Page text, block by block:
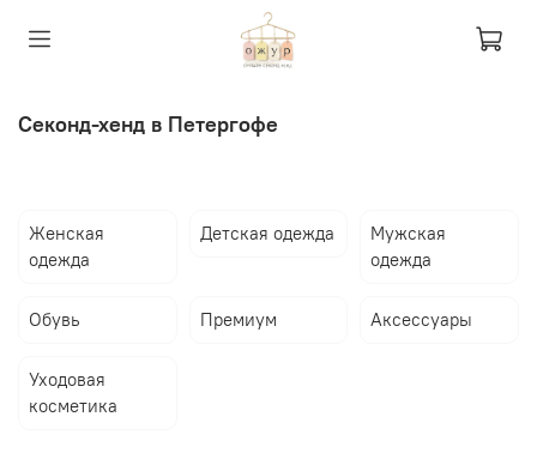
Секонд-хенд в Петергофе
Женская
одежда
Детская одежда
Мужская
одежда
Обувь Премиум Аксессуары
Уходовая
косметика